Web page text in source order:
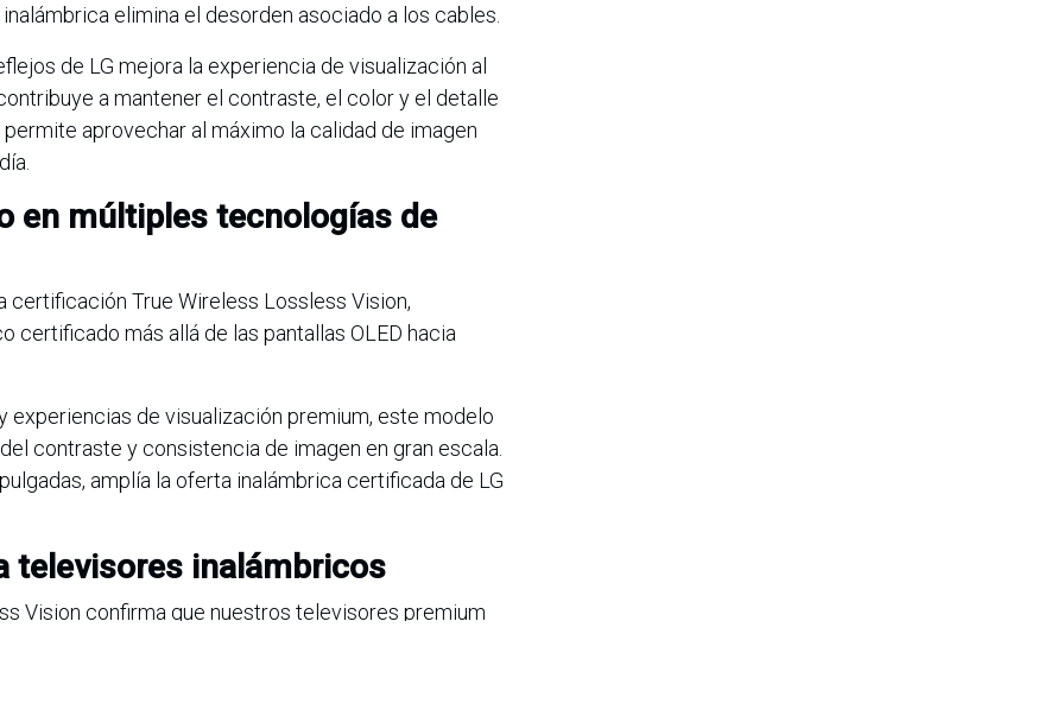
elimina el desorden asociado a los cables.
de LG mejora la experiencia de visualización al
a mantener el contraste, el color y el detalle
aprovechar al máximo la calidad de imagen
en múltiples tecnologías de
certificación True Wireless Lossless Vision,
certificado más allá de las pantallas OLED hacia
experiencias de visualización premium, este modelo
contraste y consistencia de imagen en gran escala.
amplía la oferta inalámbrica certificada de LG
televisores inalámbricos
Vision confirma que nuestros televisores premium